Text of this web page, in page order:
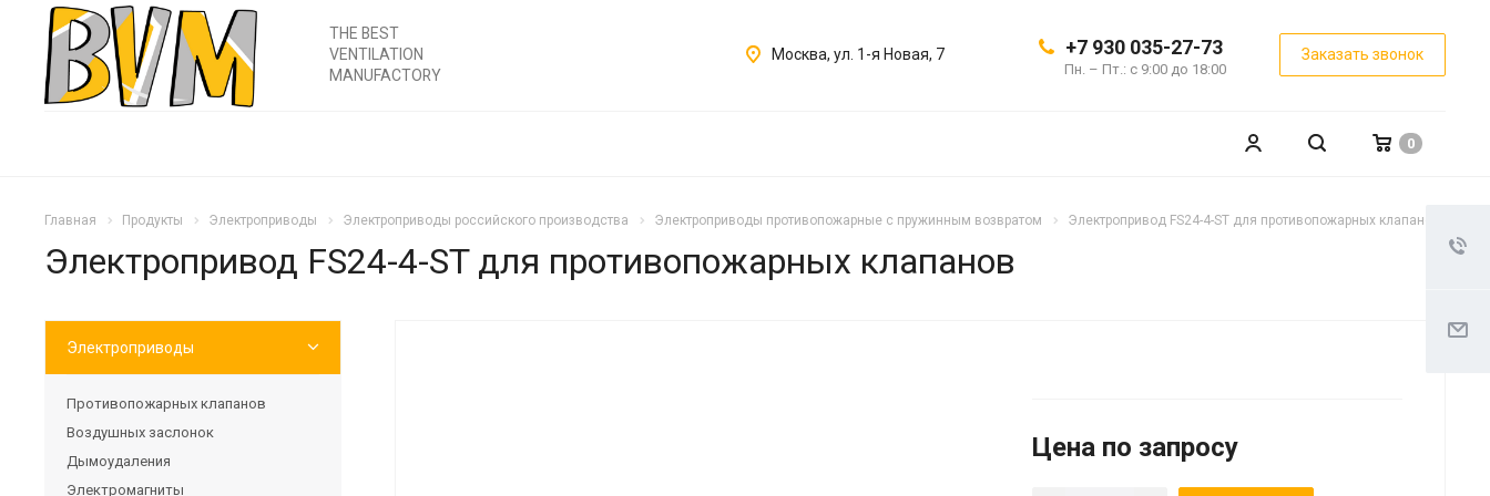
THE BEST
VENTILATION
MANUFACTORY
+7 930 035-27-73
Пн. – Пт.: с 9:00 до 18:00
Заказать звонок
Москва, ул. 1-я Новая, 7
0
Главная Продукты Электроприводы Электроприводы российского производства Электроприводы противопожарные с пружинным возвратом Электропривод FS24-4-ST для противопожарных клапанов
Электропривод FS24-4-ST для противопожарных клапанов
Цена по запросу
Электроприводы
Противопожарных клапанов
Воздушных заслонок
Дымоудаления
Электромагниты